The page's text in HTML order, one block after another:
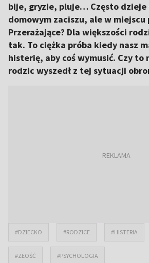
bije, gryzie, pluje… Często
domowym zaciszu, ale w miejscu
Przerażające? Dla większości
tak. To ciężka próba kiedy nasz
histerię, aby coś wymusić. Czy to
rodzic wyszedł z tej sytuacji
#DZIECKO #RODZICE #HISTERIA
#ZŁOŚĆ #PSYCHOLOGIA